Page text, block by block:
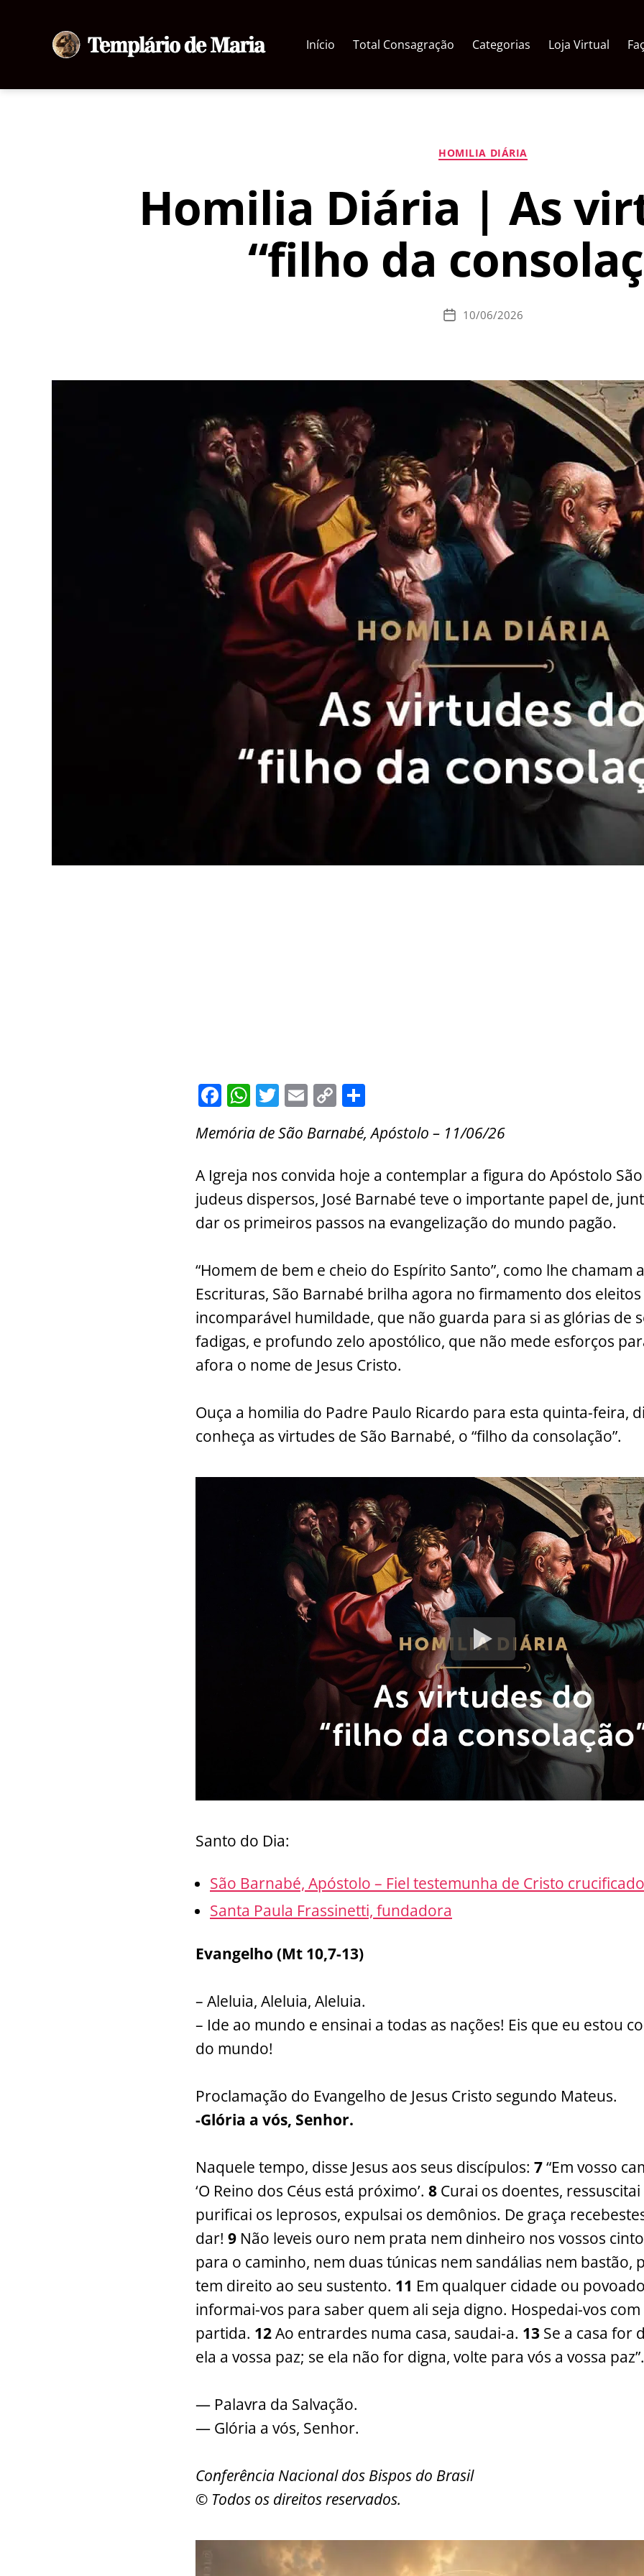
de
Início Total Consagração Categorias Loja Virtual
Categorias
HOMILIA DIÁRIA
Homilia Diária | As
“filho da
Data10/06/2026
F
c
e
b
o
o
W
at
s
A
p
p
T
itt
er
E
ai
l
C
p
y
Li
n
k
ar
e
Memória de São Barnabé, Apóstolo – 11/06/26
A Igreja nos convida hoje a contemplar a figura do Apóstolo
judeus dispersos, José Barnabé teve o importante papel de,
dar os primeiros passos na evangelização do mundo pagão.
“Homem de bem e cheio do Espírito Santo”, como lhe chamam
Escrituras, São Barnabé brilha agora no firmamento dos
incomparável humildade, que não guarda para si as glórias de
fadigas, e profundo zelo apostólico, que não mede esforços
afora o nome de Jesus Cristo.
Ouça a homilia do Padre Paulo Ricardo para esta quinta-feira,
conheça as virtudes de São Barnabé, o “filho da consolação”.
Santo do Dia:
São Barnabé, Apóstolo – Fiel testemunha de Cristo crucificado
Santa Paula Frassinetti, fundadora
Evangelho (Mt 10,7-13)
– Aleluia, Aleluia, Aleluia.
– Ide ao mundo e ensinai a todas as nações! Eis que eu estou
do mundo!
Proclamação do Evangelho de Jesus Cristo segundo Mateus.
-Glória a vós, Senhor.
Naquele tempo, disse Jesus aos seus discípulos: 7“Em vosso
‘O Reino dos Céus está próximo’. 8 Curai os doentes,
purificai os leprosos, expulsai os demônios. De graça
dar! 9 Não leveis ouro nem prata nem dinheiro nos vossos
para o caminho, nem duas túnicas nem sandálias nem bastão,
tem direito ao seu sustento. 11 Em qualquer cidade ou
informai-vos para saber quem ali seja digno. Hospedai-vos com
partida. 12Ao entrardes numa casa, saudai-a. 13 Se a casa for
ela a vossa paz; se ela não for digna, volte para vós a vossa paz”.
— Palavra da Salvação.
— Glória a vós, Senhor.
Conferência Nacional dos Bispos do Brasil
© Todos os direitos reservados.